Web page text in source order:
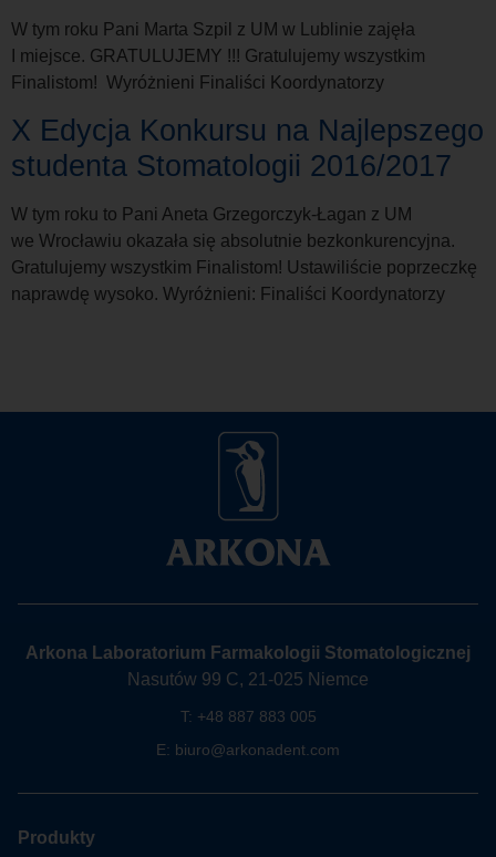
W tym roku Pani Marta Szpil z UM w Lublinie zajęła
I miejsce. GRATULUJEMY !!! Gratulujemy wszystkim
Finalistom! Wyróżnieni Finaliści Koordynatorzy
X Edycja Konkursu na Najlepszego
studenta Stomatologii 2016/2017
W tym roku to Pani Aneta Grzegorczyk-Łagan z UM
we Wrocławiu okazała się absolutnie bezkonkurencyjna.
Gratulujemy wszystkim Finalistom! Ustawiliście poprzeczkę
naprawdę wysoko. Wyróżnieni: Finaliści Koordynatorzy
Arkona Laboratorium Farmakologii Stomatologicznej
Nasutów 99 C, 21-025 Niemce
T: +48 887 883 005
E: biuro@arkonadent.com
Produkty